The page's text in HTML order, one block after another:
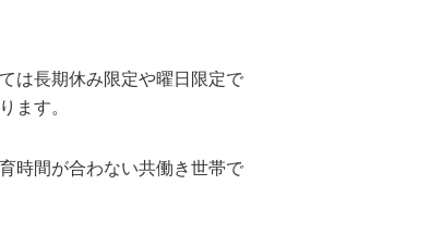
は長期休み限定や曜日限定で
ます。
時間が合わない共働き世帯で